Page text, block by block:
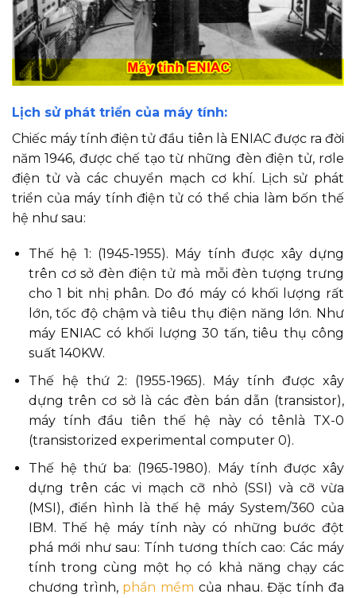
Lịch sử phát triển của máy tính:
Chiếc máy tính điện tử đầu tiên là ENIAC được ra đời
năm 1946, được chế tạo từ những đèn điện tử, rơle
điện tử và các chuyển mạch cơ khí. Lịch sử phát
triển của máy tính điện tử có thể chia làm bốn thế
hệ như sau:
Thế hệ 1: (1945-1955). Máy tính được xây dựng
trên cơ sở đèn điện tử mà mỗi đèn tượng trưng
cho 1 bit nhị phân. Do đó máy có khối lượng rất
lớn, tốc độ chậm và tiêu thụ điện năng lớn. Như
máy ENIAC có khối lượng 30 tấn, tiêu thụ công
suất 140KW.
Thế hệ thứ 2: (1955-1965). Máy tính được xây
dựng trên cơ sở là các đèn bán dẫn (transistor),
máy tính đầu tiên thế hệ này có tênlà TX-0
(transistorized experimental computer 0).
Thế hệ thứ ba: (1965-1980). Máy tính được xây
dựng trên các vi mạch cỡ nhỏ (SSI) và cỡ vừa
(MSI), điển hình là thế hệ máy System/360 của
IBM. Thế hệ máy tính này có những bước đột
phá mới như sau: Tính tương thích cao: Các máy
tính trong cùng một họ có khả năng chạy các
chương trình, phần mềm của nhau. Đặc tính đa